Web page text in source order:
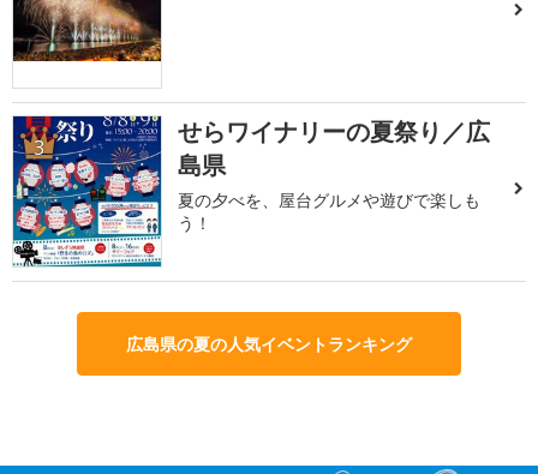
3
せらワイナリーの夏祭り／広
島県
夏の夕べを、屋台グルメや遊びで楽しも
う！
広島県の夏の人気イベントランキング